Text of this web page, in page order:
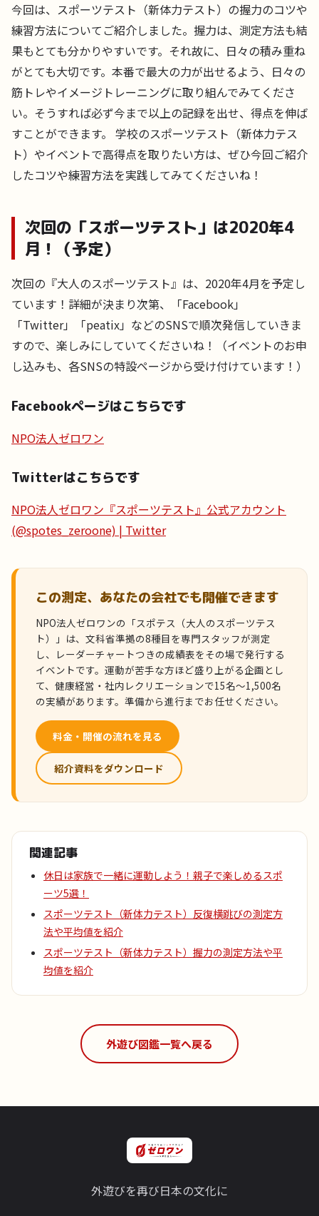
今回は、スポーツテスト（新体力テスト）の握力のコツや
練習方法についてご紹介しました。握力は、測定方法も結
果もとても分かりやすいです。それ故に、日々の積み重ね
がとても大切です。本番で最大の力が出せるよう、日々の
筋トレやイメージトレーニングに取り組んでみてくださ
い。そうすれば必ず今まで以上の記録を出せ、得点を伸ば
すことができます。 学校のスポーツテスト（新体力テス
ト）やイベントで高得点を取りたい方は、ぜひ今回ご紹介
したコツや練習方法を実践してみてくださいね！
次回の「スポーツテスト」は2020年4
月！（予定）
次回の『大人のスポーツテスト』は、2020年4月を予定し
ています！詳細が決まり次第、「Facebook」
「Twitter」「peatix」などのSNSで順次発信していきま
すので、楽しみにしていてくださいね！（イベントのお申
し込みも、各SNSの特設ページから受け付けています！）
Facebookページはこちらです
NPO法人ゼロワン
Twitterはこちらです
NPO法人ゼロワン『スポーツテスト』公式アカウント
(@spotes_zeroone) | Twitter
この測定、あなたの会社でも開催できます
NPO法人ゼロワンの「スポテス（大人のスポーツテス
ト）」は、文科省準拠の8種目を専門スタッフが測定
し、レーダーチャートつきの成績表をその場で発行する
イベントです。運動が苦手な方ほど盛り上がる企画とし
て、健康経営・社内レクリエーションで15名〜1,500名
の実績があります。準備から進行までお任せください。
料金・開催の流れを見る
紹介資料をダウンロード
関連記事
休日は家族で一緒に運動しよう！親子で楽しめるスポ
ーツ5選！
スポーツテスト（新体力テスト）反復横跳びの測定方
法や平均値を紹介
スポーツテスト（新体力テスト）握力の測定方法や平
均値を紹介
外遊び図鑑一覧へ戻る
外遊びを再び日本の文化に